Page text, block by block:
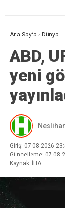
Ana Sayfa › Dünya
ABD,
yeni
Giriş: 07-08-2026
Güncelleme: 07-08-
Kaynak: İHA